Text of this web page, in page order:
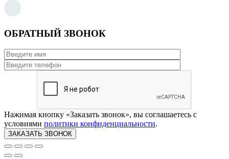
ОБРАТНЫЙ ЗВОНОК
Нажимая кнопку «Заказать звонок», вы соглашаетесь с
условиями политики конфиденциальности.